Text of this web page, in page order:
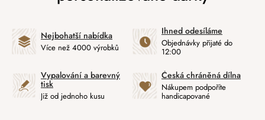
Nejbohatší nabídka
Více než 4000 výrobků
Ihned odesíláme
Objednávky přijaté do
12:00
Vypalování a barevný
tisk
Již od jednoho kusu
Česká chráněná dílna
Nákupem podpoříte
handicapované